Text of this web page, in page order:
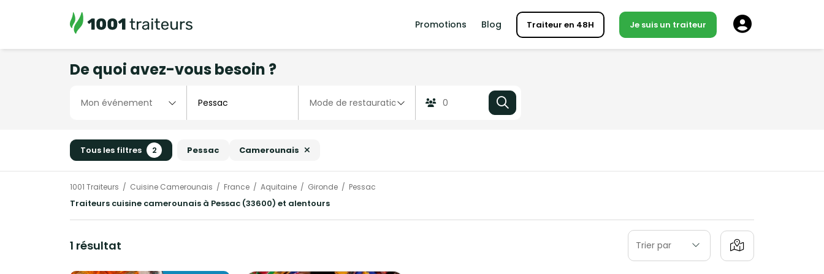
Promotions Blog Traiteur en 48H Je suis un traiteur
De quoi avez-vous besoin ?
Tous les filtres 2 Pessac Camerounais
1001 Traiteurs Cuisine Camerounais France Aquitaine Gironde Pessac
Traiteurs cuisine camerounais à Pessac (33600) et alentours
1 résultat Trier par